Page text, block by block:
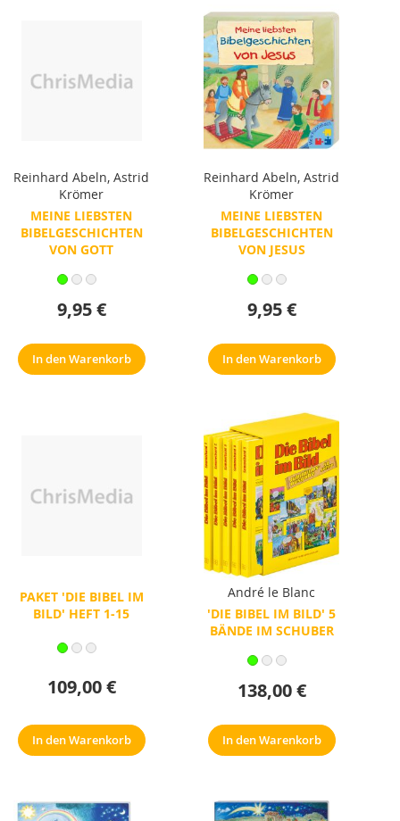
Reinhard Abeln, Astrid
Krömer
MEINE LIEBSTEN
BIBELGESCHICHTEN
VON GOTT
9,95 €
In den Warenkorb
Reinhard Abeln,Astrid
Krömer
MEINE LIEBSTEN
BIBELGESCHICHTEN
VON JESUS
9,95 €
In den Warenkorb
PAKET 'DIE BIBEL IM
BILD' HEFT 1-15
109,00 €
In den Warenkorb
André le Blanc
'DIE BIBEL IM BILD' 5
BÄNDE IM SCHUBER
138,00 €
In den Warenkorb